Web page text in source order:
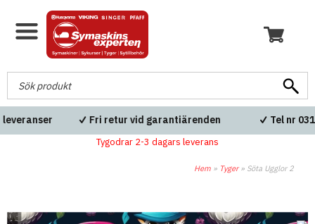
Fri frakt över 600kr Blixtsnabba leveranser
Tygodrar 2-3 dagars leverans
Hem » Tyger» Söta Ugglor 2